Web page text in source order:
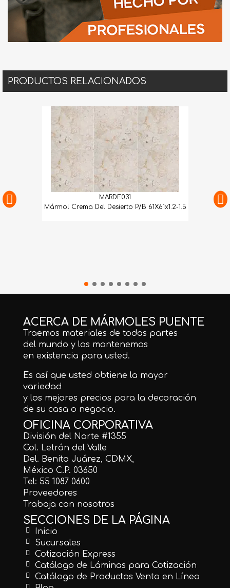
PRODUCTOS RELACIONADOS
MARDE031
Mármol Crema Del Desierto P/B 61X61x1.2-1.5
ACERCA DE MÁRMOLES PUENTE
Traemos materiales de todas partes
del mundo y los mantenemos
en existencia para usted.
Es así que usted obtiene la mayor
variedad
y los mejores precios para la decoración
de su casa o negocio.
OFICINA CORPORATIVA
División del Norte #1355
Col. Letrán del Valle
Del. Benito Juárez, CDMX,
México C.P. 03650
Tel: 55 1087 0600
Proveedores
Trabaja con nosotros
SECCIONES DE LA PÁGINA
Inicio
Sucursales
Cotización Express
Catálogo de Láminas para Cotización
Catálogo de Productos Venta en Línea